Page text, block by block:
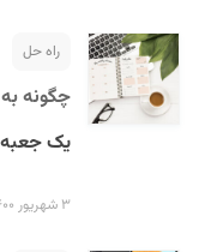
راه حل
چگونه
یک
۳ شهریور ۱۴۰۰